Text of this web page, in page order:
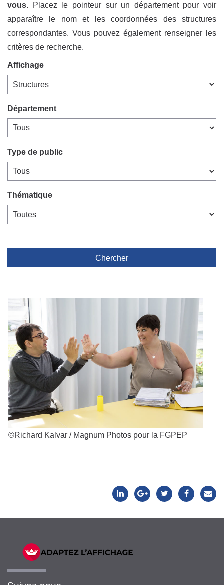
vous. Placez le pointeur sur un département pour voir
apparaître le nom et les coordonnées des structures
correspondantes. Vous pouvez également renseigner les
critères de recherche.
Affichage
Département
Type de public
Thématique
Chercher
©Richard Kalvar / Magnum Photos pour la FGPEP